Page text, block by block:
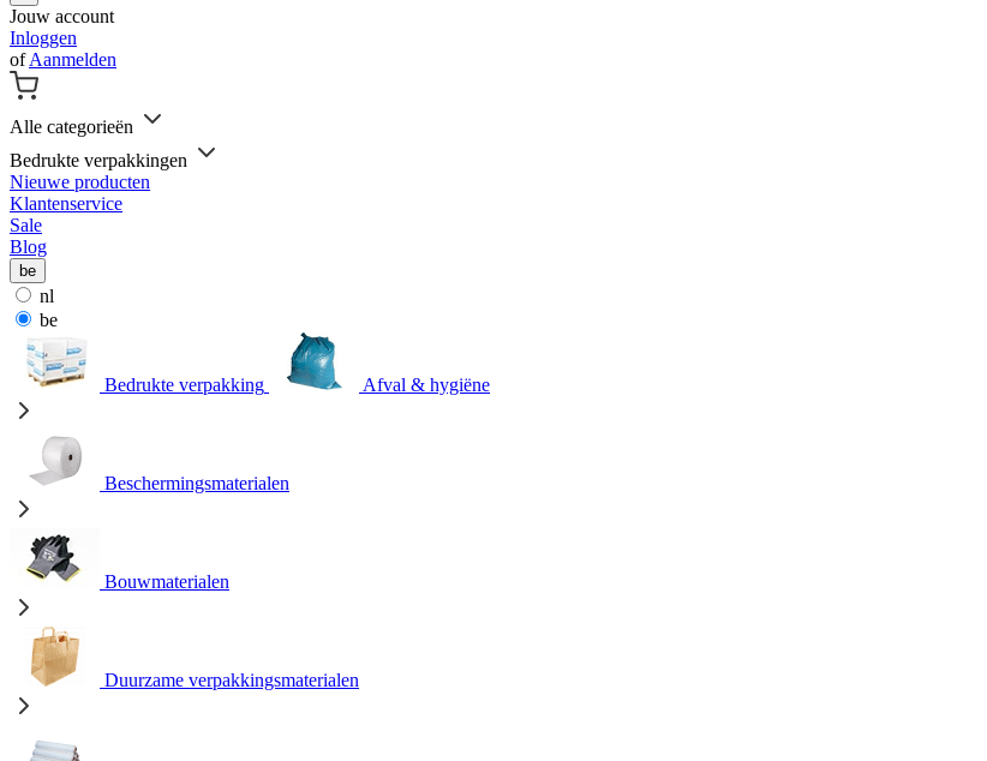
Jouw account
Inloggen
ofAanmelden
Alle categorieën
Bedrukte verpakkingen
Nieuwe producten
Klantenservice
Sale
Blog
be
nl
be
Bedrukte verpakking Afval & hygiëne
Beschermingsmaterialen
Bouwmaterialen
Duurzame verpakkingsmaterialen